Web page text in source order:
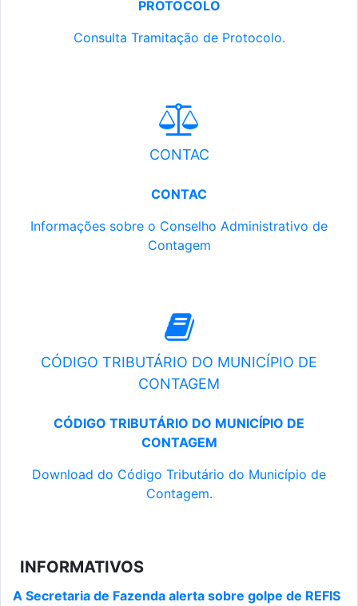
PROTOCOLO
Consulta Tramitação de Protocolo.
CONTAC
CONTAC
Informações sobre o Conselho Administrativo de
Contagem
CÓDIGO TRIBUTÁRIO DO MUNICÍPIO DE
CONTAGEM
CÓDIGO TRIBUTÁRIO DO MUNICÍPIO DE
CONTAGEM
Download do Código Tributário do Município de
Contagem.
INFORMATIVOS
A Secretaria de Fazenda alerta sobre golpe de REFIS